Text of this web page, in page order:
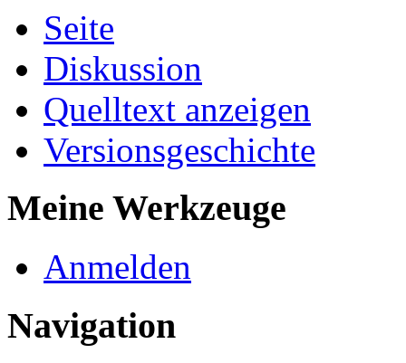
Seite
Diskussion
Quelltext anzeigen
Versionsgeschichte
Meine Werkzeuge
Anmelden
Navigation